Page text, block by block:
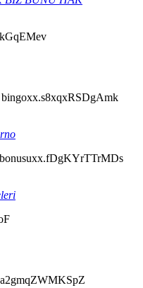
bingoxx.s8xqxRSDgAmk